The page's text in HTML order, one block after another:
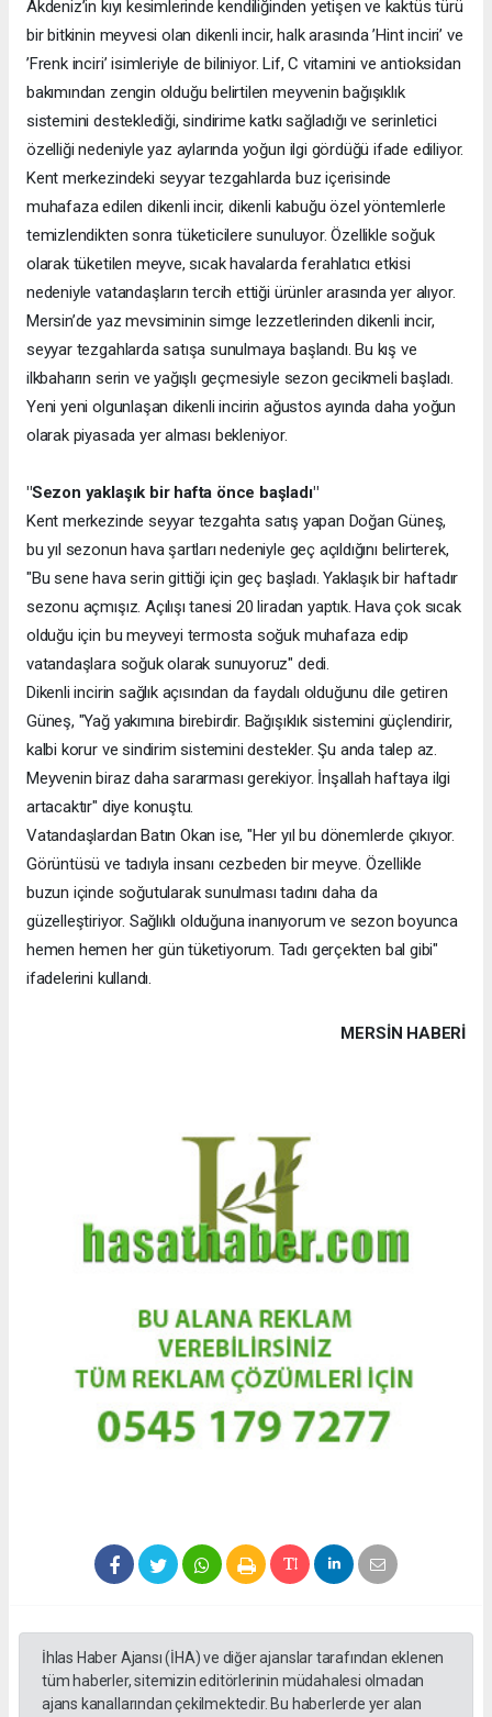
Akdeniz’in kıyı kesimlerinde kendiliğinden yetişen ve kaktüs türü
bir bitkinin meyvesi olan dikenli incir, halk arasında ’Hint inciri’ ve
’Frenk inciri’ isimleriyle de biliniyor. Lif, C vitamini ve antioksidan
bakımından zengin olduğu belirtilen meyvenin bağışıklık
sistemini desteklediği, sindirime katkı sağladığı ve serinletici
özelliği nedeniyle yaz aylarında yoğun ilgi gördüğü ifade ediliyor.
Kent merkezindeki seyyar tezgahlarda buz içerisinde
muhafaza edilen dikenli incir, dikenli kabuğu özel yöntemlerle
temizlendikten sonra tüketicilere sunuluyor. Özellikle soğuk
olarak tüketilen meyve, sıcak havalarda ferahlatıcı etkisi
nedeniyle vatandaşların tercih ettiği ürünler arasında yer alıyor.
Mersin’de yaz mevsiminin simge lezzetlerinden dikenli incir,
seyyar tezgahlarda satışa sunulmaya başlandı. Bu kış ve
ilkbaharın serin ve yağışlı geçmesiyle sezon gecikmeli başladı.
Yeni yeni olgunlaşan dikenli incirin ağustos ayında daha yoğun
olarak piyasada yer alması bekleniyor.
"Sezon yaklaşık bir hafta önce başladı"
Kent merkezinde seyyar tezgahta satış yapan Doğan Güneş,
bu yıl sezonun hava şartları nedeniyle geç açıldığını belirterek,
"Bu sene hava serin gittiği için geç başladı. Yaklaşık bir haftadır
sezonu açmışız. Açılışı tanesi 20 liradan yaptık. Hava çok sıcak
olduğu için bu meyveyi termosta soğuk muhafaza edip
vatandaşlara soğuk olarak sunuyoruz" dedi.
Dikenli incirin sağlık açısından da faydalı olduğunu dile getiren
Güneş, "Yağ yakımına birebirdir. Bağışıklık sistemini güçlendirir,
kalbi korur ve sindirim sistemini destekler. Şu anda talep az.
Meyvenin biraz daha sararması gerekiyor. İnşallah haftaya ilgi
artacaktır" diye konuştu.
Vatandaşlardan Batın Okan ise, "Her yıl bu dönemlerde çıkıyor.
Görüntüsü ve tadıyla insanı cezbeden bir meyve. Özellikle
buzun içinde soğutularak sunulması tadını daha da
güzelleştiriyor. Sağlıklı olduğuna inanıyorum ve sezon boyunca
hemen hemen her gün tüketiyorum. Tadı gerçekten bal gibi"
ifadelerini kullandı.
MERSIN HABERİ
İhlas Haber Ajansı (İHA) ve diğer ajanslar tarafından eklenen
tüm haberler, sitemizin editörlerinin müdahalesi olmadan
ajans kanallarından çekilmektedir. Bu haberlerde yer alan